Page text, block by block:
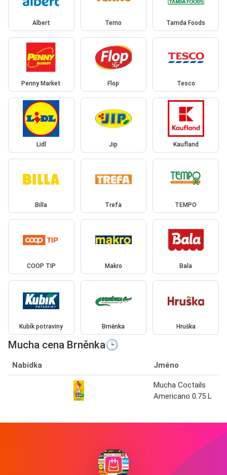
Albert Terno Tamda Foods
Penny Market Flop Tesco
Lidl Jip Kaufland
Billa Trefa TEMPO
COOP TIP Makro Bala
Kubík potraviny Brněnka Hruška
Mucha cena Brněnka🕒
Nabídka Jméno
Mucha Coctails
Americano 0.75 L